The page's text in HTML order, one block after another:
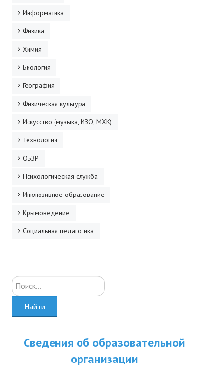
Информатика
Физика
Химия
Биология
География
Физическая культура
Искусство (музыка, ИЗО, МХК)
Технология
ОБЗР
Психологическая служба
Инклюзивное образование
Крымоведение
Социальная педагогика
Искать...
Найти
Сведения об образовательной
организации